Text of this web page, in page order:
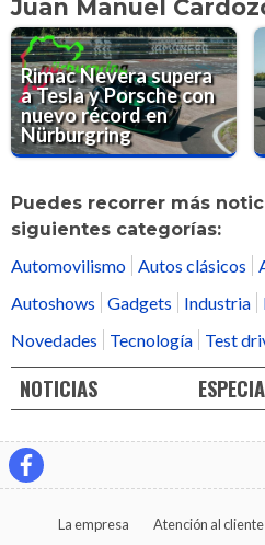
Juan Manuel
Rimac Nevera supera
a Tesla y Porsche con
nuevo récord en
Nürburgring
Puedes recorrer más
siguientes categorías:
Automovilismo Autos clásicos
Autoshows
Gadgets Industria
Novedades
Tecnología Test
NOTICIAS
La empresa Atención al cliente